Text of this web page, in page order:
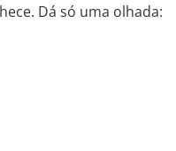
Dá só uma olhada: